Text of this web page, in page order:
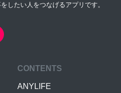
したい人をつなげるアプリです。
CONTENTS
ANYLIFE